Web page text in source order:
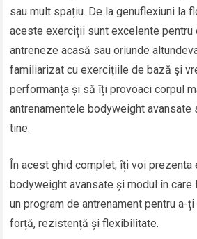
sau mult spațiu. De la genuflexiuni la
aceste exerciții sunt excelente
antreneze acasă sau oriunde
familiarizat cu exercițiile de bază și
performanța și să îți provoaci corpul
antrenamentele bodyweight avansate
tine.
În acest ghid complet, îți voi prezenta
bodyweight avansate și modul în
un program de antrenament pentru a-
forță, rezistență și flexibilitate.